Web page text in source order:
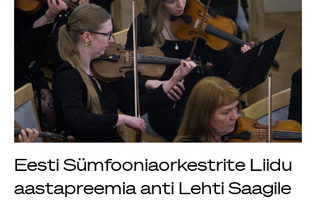
Eesti Sümfooniaorkestrite Liidu
aastapreemia anti Lehti Saagile